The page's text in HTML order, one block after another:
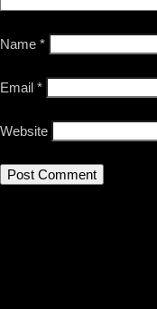
Name *
Email *
Website